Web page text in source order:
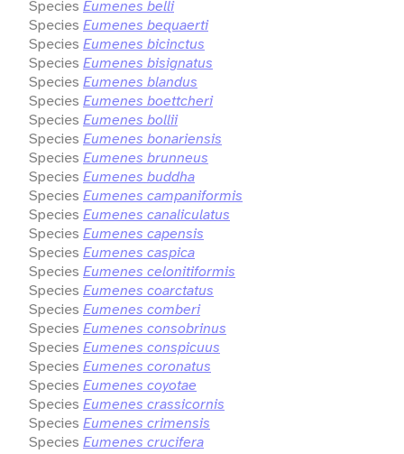
Species Eumenes belli
Species Eumenes bequaerti
Species Eumenes bicinctus
Species Eumenes bisignatus
Species Eumenes blandus
Species Eumenes boettcheri
Species Eumenes bollii
Species Eumenes bonariensis
Species Eumenes brunneus
Species Eumenes buddha
Species Eumenes campaniformis
Species Eumenes canaliculatus
Species Eumenes capensis
Species Eumenes caspica
Species Eumenes celonitiformis
Species Eumenes coarctatus
Species Eumenes comberi
Species Eumenes consobrinus
Species Eumenes conspicuus
Species Eumenes coronatus
Species Eumenes coyotae
Species Eumenes crassicornis
Species Eumenes crimensis
Species Eumenes crucifera